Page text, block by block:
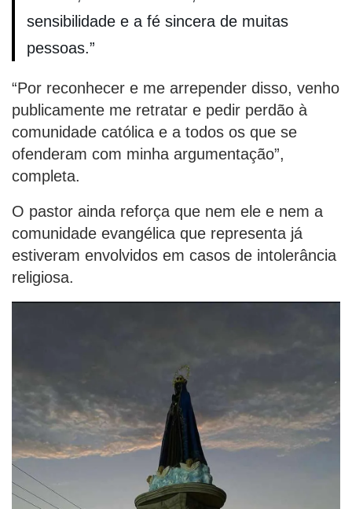
sensibilidade e a fé sincera de muitas
pessoas.”
“Por reconhecer e me arrepender disso, venho
publicamente me retratar e pedir perdão à
comunidade católica e a todos os que se
ofenderam com minha argumentação”,
completa.
O pastor ainda reforça que nem ele e nem a
comunidade evangélica que representa já
estiveram envolvidos em casos de intolerância
religiosa.